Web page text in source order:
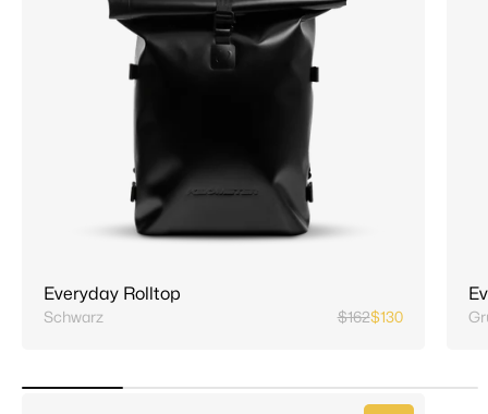
Everyday Rolltop
Schwarz $162$130